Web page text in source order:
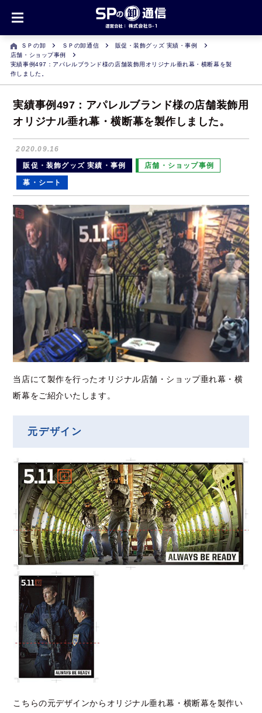
ＳＰの卸 ＳＰの卸通信
販促・装飾グッズ 実績・事例
店舗・ショップ事例
実績事例497：アパレルブランド様の店舗装飾用オリジナル垂れ幕・横断幕を製
作しました。
実績事例497：アパレルブランド様の店舗装飾用
オリジナル垂れ幕・横断幕を製作しました。
2020.09.16
販促・装飾グッズ 実績・事例
店舗・ショップ事例
幕・シート
当店にて製作を行ったオリジナル店舗・ショップ垂れ幕・横
断幕をご紹介いたします。
元デザイン
こちらの元デザインからオリジナル垂れ幕・横断幕を製作い